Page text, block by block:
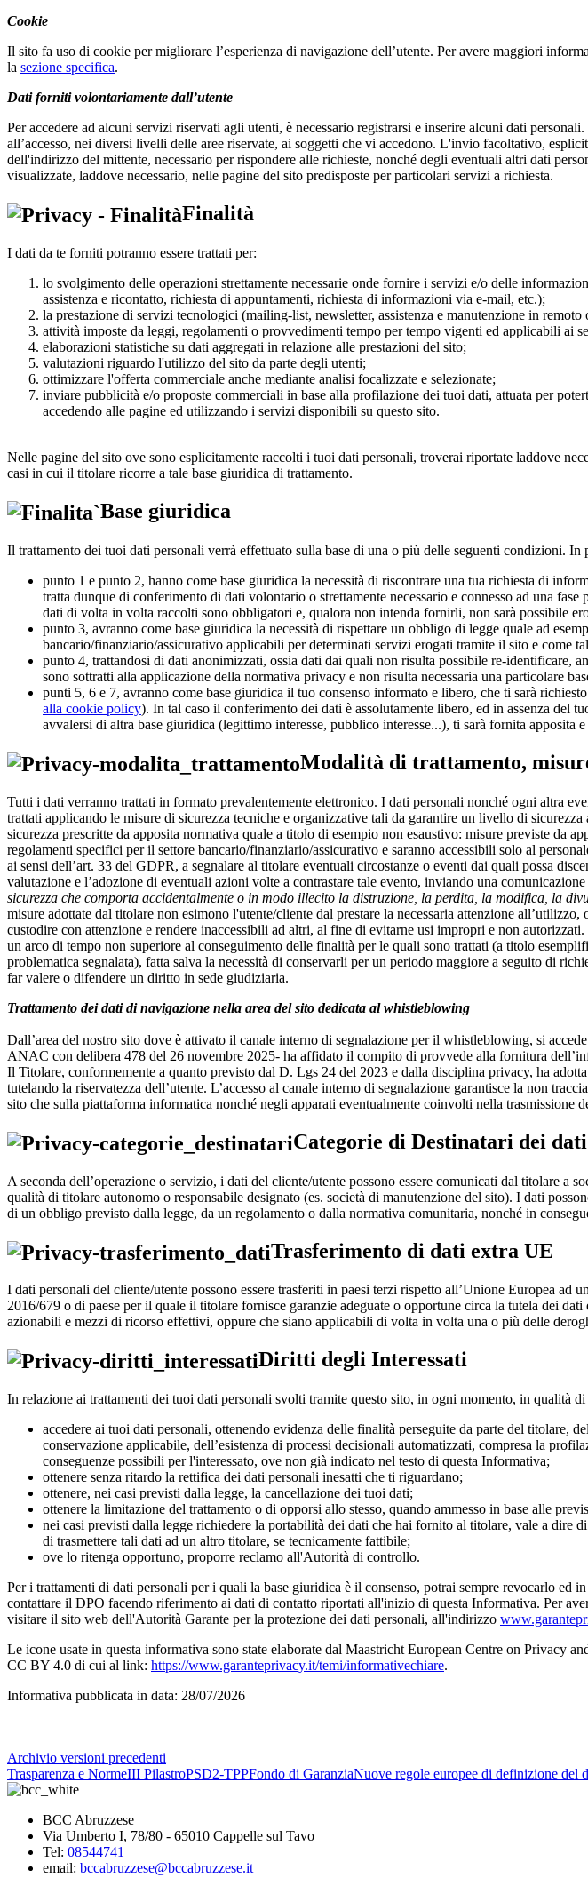
Cookie
Il sito fa uso di cookie per migliorare l’esperienza di navigazione dell’utente. Per avere maggiori
la sezione specifica.
Dati forniti volontariamente dall’utente
Per accedere ad alcuni servizi riservati agli utenti, è necessario registrarsi e inserire alcuni dati
all’accesso, nei diversi livelli delle aree riservate, ai soggetti che vi accedono. L'invio facoltativo,
dell'indirizzo del mittente, necessario per rispondere alle richieste, nonché degli eventuali altri dati
visualizzate, laddove necessario, nelle pagine del sito predisposte per particolari servizi a richiesta.
Finalità
I dati da te forniti potranno essere trattati per:
lo svolgimento delle operazioni strettamente necessarie onde fornire i servizi e/o delle
assistenza e ricontatto, richiesta di appuntamenti, richiesta di informazioni via e-mail, etc.);
la prestazione di servizi tecnologici (mailing-list, newsletter, assistenza e manutenzione in
attività imposte da leggi, regolamenti o provvedimenti tempo per tempo vigenti ed applicabili ai
elaborazioni statistiche su dati aggregati in relazione alle prestazioni del sito;
valutazioni riguardo l'utilizzo del sito da parte degli utenti;
ottimizzare l'offerta commerciale anche mediante analisi focalizzate e selezionate;
inviare pubblicità e/o proposte commerciali in base alla profilazione dei tuoi dati, attuata per
accedendo alle pagine ed utilizzando i servizi disponibili su questo sito.
Nelle pagine del sito ove sono esplicitamente raccolti i tuoi dati personali, troverai riportate laddove
casi in cui il titolare ricorre a tale base giuridica di trattamento.
Base giuridica
Il trattamento dei tuoi dati personali verrà effettuato sulla base di una o più delle seguenti condizioni.
punto 1 e punto 2, hanno come base giuridica la necessità di riscontrare una tua richiesta di
tratta dunque di conferimento di dati volontario o strettamente necessario e connesso ad una
dati di volta in volta raccolti sono obbligatori e, qualora non intenda fornirli, non sarà possibile
punto 3, avranno come base giuridica la necessità di rispettare un obbligo di legge quale ad
bancario/finanziario/assicurativo applicabili per determinati servizi erogati tramite il sito e come
punto 4, trattandosi di dati anonimizzati, ossia dati dai quali non risulta possibile re-identificare,
sono sottratti alla applicazione della normativa privacy e non risulta necessaria una particolare
punti 5, 6 e 7, avranno come base giuridica il tuo consenso informato e libero, che ti sarà
alla cookie policy). In tal caso il conferimento dei dati è assolutamente libero, ed in assenza del
avvalersi di altra base giuridica (legittimo interesse, pubblico interesse...), ti sarà fornita apposita
Modalità di trattamento,
Tutti i dati verranno trattati in formato prevalentemente elettronico. I dati personali nonché ogni altra
trattati applicando le misure di sicurezza tecniche e organizzative tali da garantire un livello di
sicurezza prescritte da apposita normativa quale a titolo di esempio non esaustivo: misure previste
regolamenti specifici per il settore bancario/finanziario/assicurativo e saranno accessibili solo al
ai sensi dell’art. 33 del GDPR, a segnalare al titolare eventuali circostanze o eventi dai quali possa
valutazione e l’adozione di eventuali azioni volte a contrastare tale evento, inviando una comunicazione
sicurezza che comporta accidentalmente o in modo illecito la distruzione, la perdita, la modifica, la
misure adottate dal titolare non esimono l'utente/cliente dal prestare la necessaria attenzione
custodire con attenzione e rendere inaccessibili ad altri, al fine di evitarne usi impropri e non
un arco di tempo non superiore al conseguimento delle finalità per le quali sono trattati (a titolo
problematica segnalata), fatta salva la necessità di conservarli per un periodo maggiore a seguito di
far valere o difendere un diritto in sede giudiziaria.
Trattamento dei dati di navigazione nella area del sito dedicata al whistleblowing
Dall’area del nostro sito dove è attivato il canale interno di segnalazione per il whistleblowing, si
ANAC con delibera 478 del 26 novembre 2025- ha affidato il compito di provvede alla fornitura
Il Titolare, conformemente a quanto previsto dal D. Lgs 24 del 2023 e dalla disciplina privacy, ha
tutelando la riservatezza dell’utente. L’accesso al canale interno di segnalazione garantisce la non
sito che sulla piattaforma informatica nonché negli apparati eventualmente coinvolti nella trasmissione
Categorie di Destinatari dei
A seconda dell’operazione o servizio, i dati del cliente/utente possono essere comunicati dal titolare
qualità di titolare autonomo o responsabile designato (es. società di manutenzione del sito). I dati
di un obbligo previsto dalla legge, da un regolamento o dalla normativa comunitaria, nonché in
Trasferimento di dati extra UE
I dati personali del cliente/utente possono essere trasferiti in paesi terzi rispetto all’Unione Europea
2016/679 o di paese per il quale il titolare fornisce garanzie adeguate o opportune circa la tutela dei
azionabili e mezzi di ricorso effettivi, oppure che siano applicabili di volta in volta una o più delle
Diritti degli Interessati
In relazione ai trattamenti dei tuoi dati personali svolti tramite questo sito, in ogni momento, in qualità
accedere ai tuoi dati personali, ottenendo evidenza delle finalità perseguite da parte del titolare,
conservazione applicabile, dell’esistenza di processi decisionali automatizzati, compresa la
conseguenze possibili per l'interessato, ove non già indicato nel testo di questa Informativa;
ottenere senza ritardo la rettifica dei dati personali inesatti che ti riguardano;
ottenere, nei casi previsti dalla legge, la cancellazione dei tuoi dati;
ottenere la limitazione del trattamento o di opporsi allo stesso, quando ammesso in base alle
nei casi previsti dalla legge richiedere la portabilità dei dati che hai fornito al titolare, vale a
di trasmettere tali dati ad un altro titolare, se tecnicamente fattibile;
ove lo ritenga opportuno, proporre reclamo all'Autorità di controllo.
Per i trattamenti di dati personali per i quali la base giuridica è il consenso, potrai sempre revocarlo
contattare il DPO facendo riferimento ai dati di contatto riportati all'inizio di questa Informativa. Per
visitare il sito web dell'Autorità Garante per la protezione dei dati personali, all'indirizzo
Le icone usate in questa informativa sono state elaborate dal Maastricht European Centre on Privacy
CC BY 4.0 di cui al link: https://www.garanteprivacy.it/temi/informativechiare.
Informativa pubblicata in data: 28/07/2026
Archivio versioni precedenti
Trasparenza e NormeIII PilastroPSD2-TPPFondo di GaranziaNuove regole europee di definizione del
BCC Abruzzese
Via Umberto I, 78/80 - 65010 Cappelle sul Tavo
Tel: 08544741
email: bccabruzzese@bccabruzzese.it